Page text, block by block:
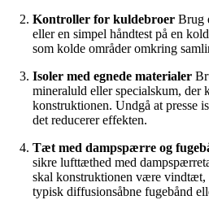
Kontroller for kuldebroer Brug
eller en simpel håndtest på en
som kolde områder omkring
Isoler med egnede materialer
mineraluld eller specialskum, der
konstruktionen. Undgå at presse
det reducerer effekten.
Tæt med dampspærre og
sikre lufttæthed med
skal konstruktionen være vindtæt,
typisk diffusionsåbne fugebånd